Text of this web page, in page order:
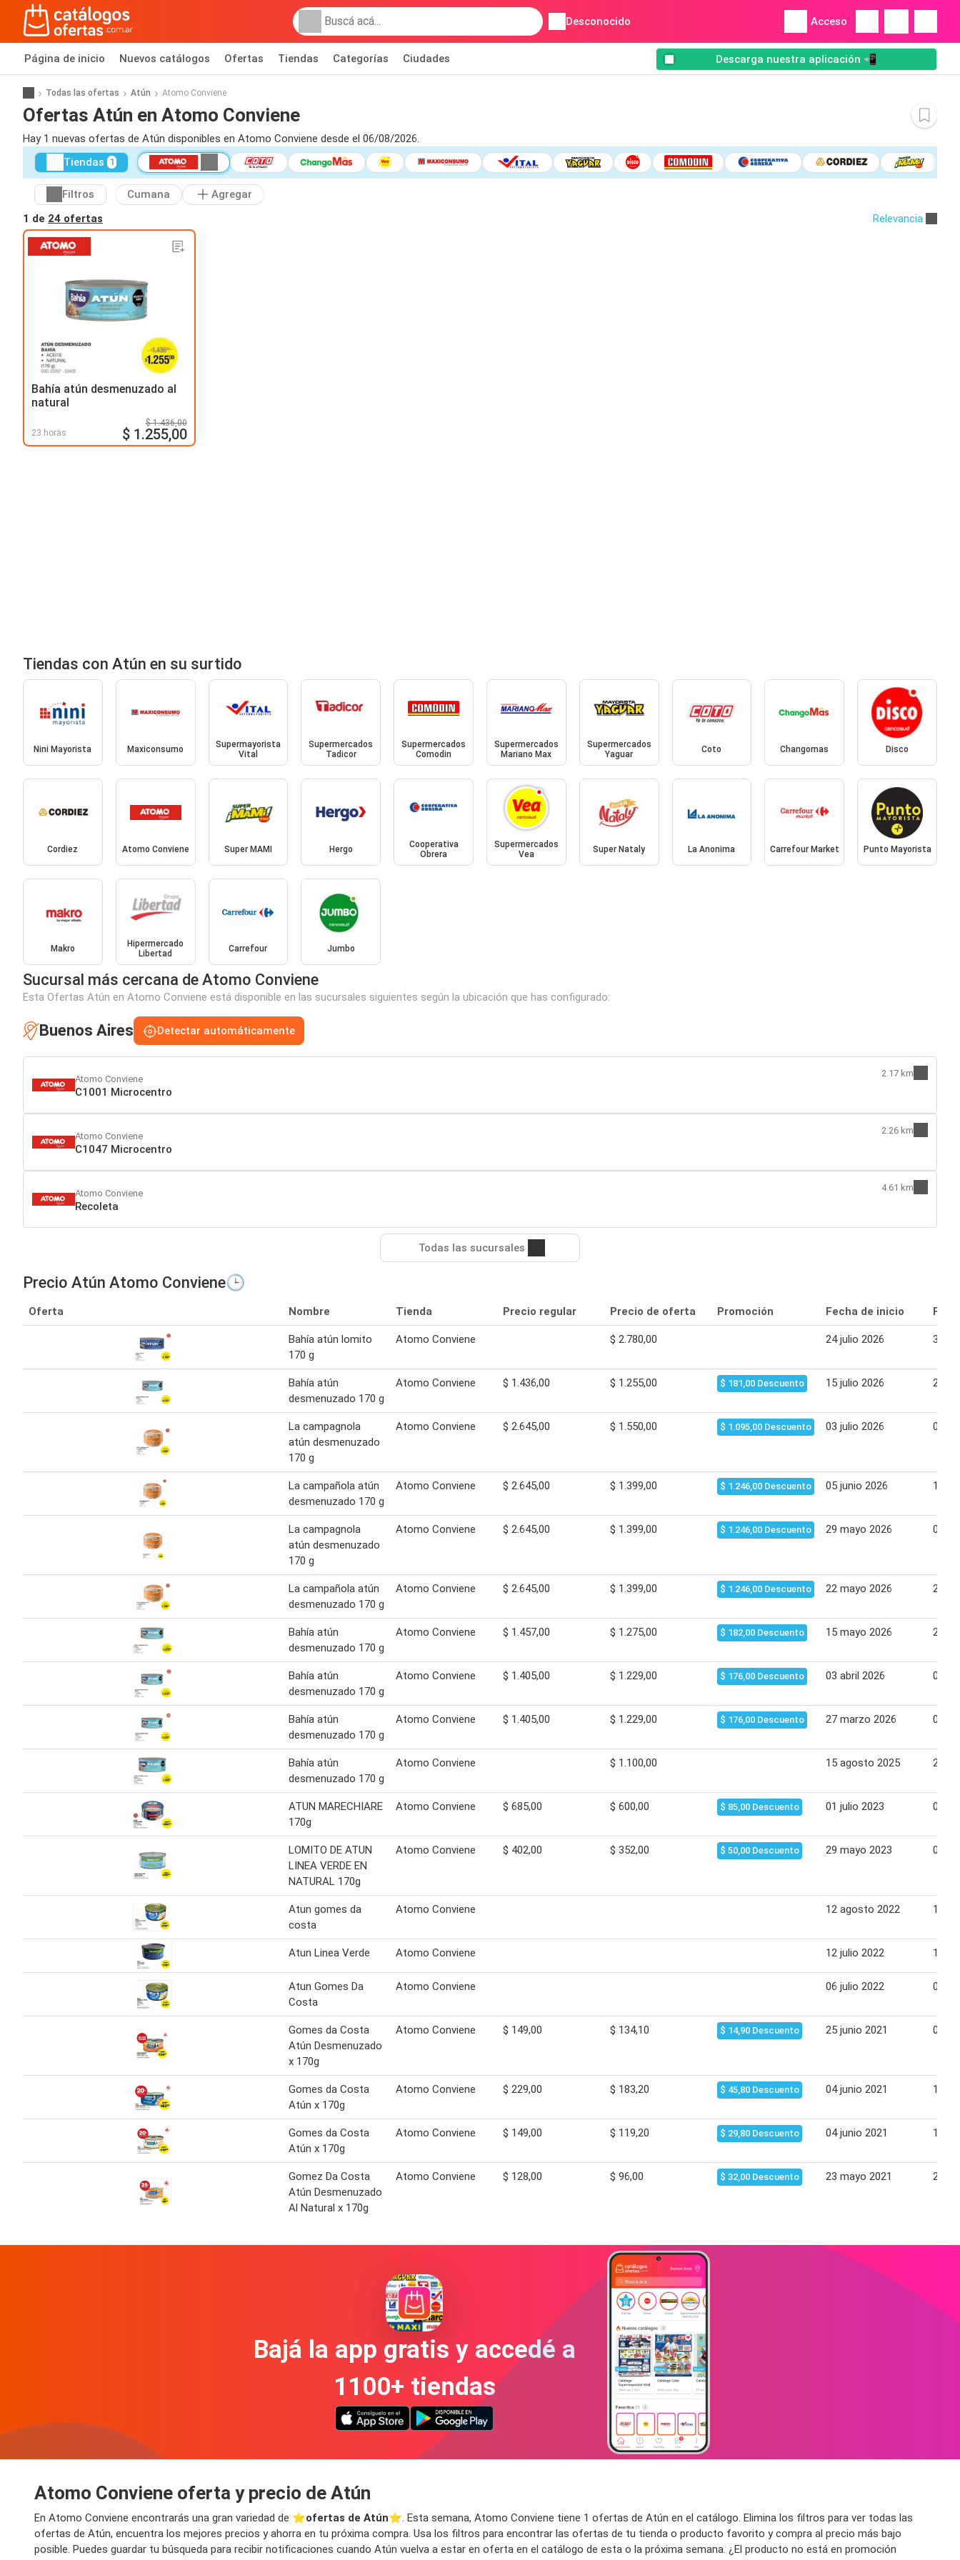
Desconocido Acceso
Página de inicio Nuevos catálogos Ofertas Tiendas Categorías Ciudades Descarga nuestra aplicación 📲
Todas las ofertas Atún Atomo Conviene
Ofertas Atún en Atomo Conviene
Hay 1 nuevas ofertas de Atún disponibles en Atomo Conviene desde el 06/08/2026.
Tiendas 1
Filtros Cumana
Agregar
1 de 24 ofertas Relevancia
Bahía atún desmenuzado al
natural
23 horas
$ 1.436,00
$ 1.255,00
Tiendas con Atún en su surtido
Nini Mayorista Maxiconsumo
Supermayorista
Vital
Supermercados
Tadicor
Supermercados
Comodin
Supermercados
Mariano Max
Supermercados
Yaguar
Coto Changomas Disco
Cordiez Atomo Conviene Super MAMI Hergo
Cooperativa
Obrera
Supermercados
Vea
Super Nataly La Anonima Carrefour Market Punto Mayorista
Makro
Hipermercado
Libertad
Carrefour Jumbo
Sucursal más cercana de Atomo Conviene
Esta Ofertas Atún en Atomo Conviene está disponible en las sucursales siguientes según la ubicación que has configurado:
Buenos Aires Detectar automáticamente
Atomo Conviene
C1001 Microcentro
2.17 km
Atomo Conviene
C1047 Microcentro
2.26 km
Atomo Conviene
Recoleta
4.61 km
Todas las sucursales
Precio Atún Atomo Conviene🕒
Oferta Nombre Tienda Precio regular Precio de oferta Promoción Fecha de inicio
Bahía atún lomito
170 g
Atomo Conviene $ 2.780,00 24 julio 2026 30
Bahía atún
desmenuzado 170 g
Atomo Conviene $ 1.436,00 $ 1.255,00 $ 181,00 Descuento 15 julio 2026 21
La campagnola
atún desmenuzado
170 g
Atomo Conviene $ 2.645,00 $ 1.550,00 $ 1.095,00 Descuento 03 julio 2026 09
La campañola atún
desmenuzado 170 g
Atomo Conviene $ 2.645,00 $ 1.399,00 $ 1.246,00 Descuento 05 junio 2026 11
La campagnola
atún desmenuzado
170 g
Atomo Conviene $ 2.645,00 $ 1.399,00 $ 1.246,00 Descuento 29 mayo 2026 04
La campañola atún
desmenuzado 170 g
Atomo Conviene $ 2.645,00 $ 1.399,00 $ 1.246,00 Descuento 22 mayo 2026 28
Bahía atún
desmenuzado 170 g
Atomo Conviene $ 1.457,00 $ 1.275,00 $ 182,00 Descuento 15 mayo 2026 21
Bahía atún
desmenuzado 170 g
Atomo Conviene $ 1.405,00 $ 1.229,00 $ 176,00 Descuento 03 abril 2026 09
Bahía atún
desmenuzado 170 g
Atomo Conviene $ 1.405,00 $ 1.229,00 $ 176,00 Descuento 27 marzo 2026 02
Bahía atún
desmenuzado 170 g
Atomo Conviene $ 1.100,00 15 agosto 2025 21
ATUN MARECHIARE
170g
Atomo Conviene $ 685,00 $ 600,00 $ 85,00 Descuento 01 julio 2023 06
LOMITO DE ATUN
LINEA VERDE EN
NATURAL 170g
Atomo Conviene $ 402,00 $ 352,00 $ 50,00 Descuento 29 mayo 2023 01
Atun gomes da
costa
Atomo Conviene 12 agosto 2022 18
Atun Linea Verde Atomo Conviene 12 julio 2022 14
Atun Gomes Da
Costa
Atomo Conviene 06 julio 2022 07
Gomes da Costa
Atún Desmenuzado
x 170g
Atomo Conviene $ 149,00 $ 134,10 $ 14,90 Descuento 25 junio 2021 01
Gomes da Costa
Atún x 170g
Atomo Conviene $ 229,00 $ 183,20 $ 45,80 Descuento 04 junio 2021 10
Gomes da Costa
Atún x 170g
Atomo Conviene $ 149,00 $ 119,20 $ 29,80 Descuento 04 junio 2021 10
Gomez Da Costa
Atún Desmenuzado
Al Natural x 170g
Atomo Conviene $ 128,00 $ 96,00 $ 32,00 Descuento 23 mayo 2021 27
Bajá la app gratis y accedé a
1100+ tiendas
Atomo Conviene oferta y precio de Atún
En Atomo Conviene encontrarás una gran variedad de ⭐️ofertas de Atún⭐️. Esta semana, Atomo Conviene tiene 1 ofertas de Atún en el catálogo. Elimina los filtros para ver todas las
ofertas de Atún, encuentra los mejores precios y ahorra en tu próxima compra. Usa los filtros para encontrar las ofertas de tu tienda o producto favorito y compra al precio más bajo
posible. Puedes guardar tu búsqueda para recibir notificaciones cuando Atún vuelva a estar en oferta en el catálogo de esta o la próxima semana. ¿El producto no está en promoción